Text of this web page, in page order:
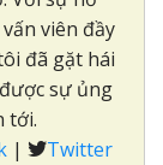
viên đầy
đã gặt hái
sự ủng
tới.
| Twitter